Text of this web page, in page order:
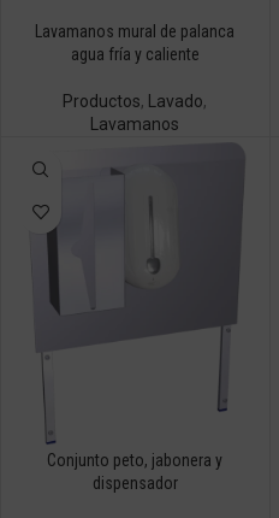
Lavamanos mural de palanca
agua fría y caliente
Productos, Lavado,
Lavamanos
Conjunto peto, jabonera y
dispensador